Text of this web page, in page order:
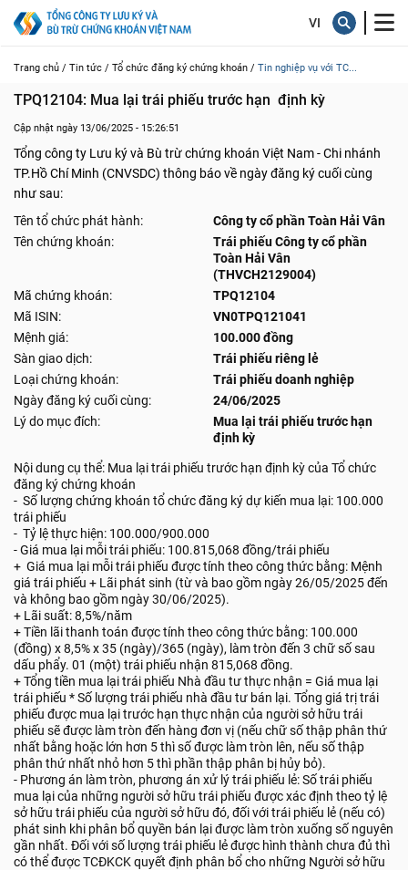
Trang chủ / Tin tức / Tổ chức đăng ký chứng khoán / Tin nghiệp vụ với TC...
TPQ12104: Mua lại trái phiếu trước hạn  định kỳ
Cập nhật ngày 13/06/2025 - 15:26:51
Tổng công ty Lưu ký và Bù trừ chứng khoán Việt Nam - Chi nhánh
TP.Hồ Chí Minh (CNVSDC) thông báo về ngày đăng ký cuối cùng
như sau:
Tên tổ chức phát hành:
Công ty cổ phần Toàn Hải Vân
Tên chứng khoán:
Trái phiếu Công ty cổ phần
Toàn Hải Vân
(THVCH2129004)
Mã chứng khoán:
TPQ12104
Mã ISIN:
VN0TPQ121041
Mệnh giá:
100.000 đồng
Sàn giao dịch:
Trái phiếu riêng lẻ
Loại chứng khoán:
Trái phiếu doanh nghiệp
Ngày đăng ký cuối cùng:
24/06/2025
Lý do mục đích:
Mua lại trái phiếu trước hạn
định kỳ
Nội dung cụ thể: Mua lại trái phiếu trước hạn định kỳ của Tổ chức
đăng ký chứng khoán
- Số lượng chứng khoán tổ chức đăng ký dự kiến mua lại: 100.000
trái phiếu
- Tỷ lệ thực hiện: 100.000/900.000
- Giá mua lại mỗi trái phiếu: 100.815,068 đồng/trái phiếu
+ Giá mua lại mỗi trái phiếu được tính theo công thức bằng: Mệnh
giá trái phiếu + Lãi phát sinh (từ và bao gồm ngày 26/05/2025 đến
và không bao gồm ngày 30/06/2025).
+ Lãi suất: 8,5%/năm
+ Tiền lãi thanh toán được tính theo công thức bằng: 100.000
(đồng) x 8,5% x 35 (ngày)/365 (ngày), làm tròn đến 3 chữ số sau
dấu phẩy. 01 (một) trái phiếu nhận 815,068 đồng.
+ Tổng tiền mua lại trái phiếu Nhà đầu tư thực nhận = Giá mua lại
trái phiếu * Số lượng trái phiếu nhà đầu tư bán lại. Tổng giá trị trái
phiếu được mua lại trước hạn thực nhận của người sở hữu trái
phiếu sẽ được làm tròn đến hàng đơn vị (nếu chữ số thập phân thứ
nhất bằng hoặc lớn hơn 5 thì số được làm tròn lên, nếu số thập
phân thứ nhất nhỏ hơn 5 thì phần thập phân bị hủy bỏ).
- Phương án làm tròn, phương án xử lý trái phiếu lẻ: Số trái phiếu
mua lại của những người sở hữu trái phiếu được xác định theo tỷ lệ
sở hữu trái phiếu của người sở hữu đó, đối với trái phiếu lẻ (nếu có)
phát sinh khi phân bổ quyền bán lại được làm tròn xuống số nguyên
gần nhất. Đối với số lượng trái phiếu lẻ được hình thành chưa đủ thì
có thể được TCĐKCK quyết định phân bổ cho những Người sở hữu